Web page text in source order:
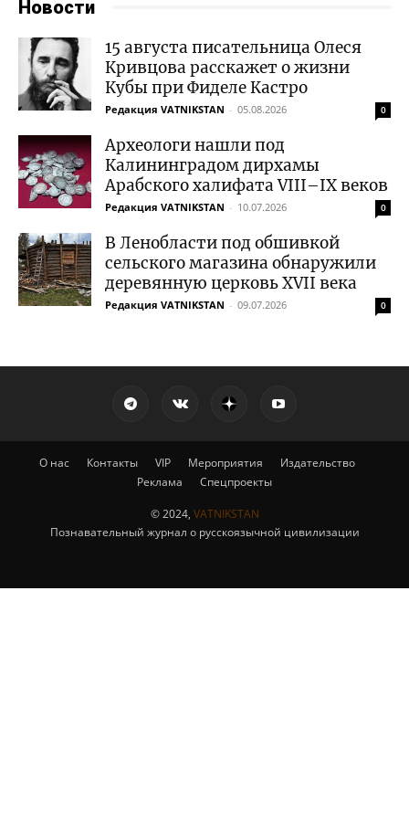
Новости
15 августа писательница Олеся
Кривцова расскажет о жизни
Кубы при Фиделе Кастро
Редакция VATNIKSTAN - 05.08.2026 0
Археологи нашли под
Калининградом дирхамы
Арабского халифата VIII–IX веков
Редакция VATNIKSTAN - 10.07.2026 0
В Ленобласти под обшивкой
сельского магазина обнаружили
деревянную церковь XVII века
Редакция VATNIKSTAN - 09.07.2026 0
О нас Контакты VIP Мероприятия
Издательство
Реклама
Спецпроекты
© 2024, VATNIKSTAN
Познавательный журнал о русскоязычной цивилизации